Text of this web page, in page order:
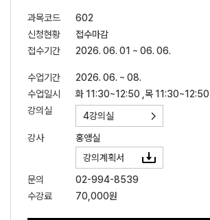
과목코드
602
신청현황
접수마감
접수기간
2026. 06. 01 ~ 06. 06.
수업기간
2026. 06. ~ 08.
수업일시
화 11:30~12:50 ,목 11:30~12:50
강의실
4강의실
강사
홍앵실
강의계획서
문의
02-994-8539
수강료
70,000원